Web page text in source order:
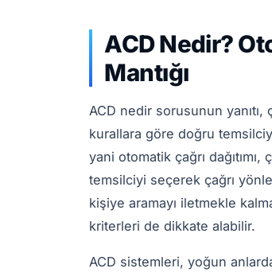
ACD Nedir?
Mantığı
ACD nedir sorusunun yanıtı,
kurallara göre doğru
yani otomatik çağrı
temsilciyi seçerek çağrı
kişiye aramayı iletmekle
kriterleri de dikkate alabilir.
ACD sistemleri, yoğun